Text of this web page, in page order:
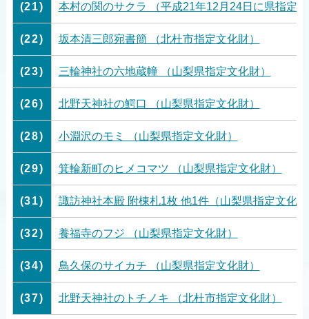
(21) 本村の関のサクラ （平成21年12月24日に県指定
(22) 坂本清三郎宛書簡 （北杜市指定文化財）
(23) 三輪神社の六地蔵幢 （山梨県指定文化財）
(26) 北野天神社の鰐口 （山梨県指定文化財）
(28) 小淵沢のモミ （山梨県指定文化財）
(29) 箕輪新町のヒメコマツ （山梨県指定文化財）
(31) 諏訪神社本殿 附棟札1枚 他1件（山梨県指定文化
(32) 養福寺のフジ （山梨県指定文化財）
(34) 鳥久保のサイカチ （山梨県指定文化財）
(37) 北野天神社のトチノキ （北杜市指定文化財）